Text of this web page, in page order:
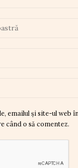
emailul și site-ul web
când o să comentez.